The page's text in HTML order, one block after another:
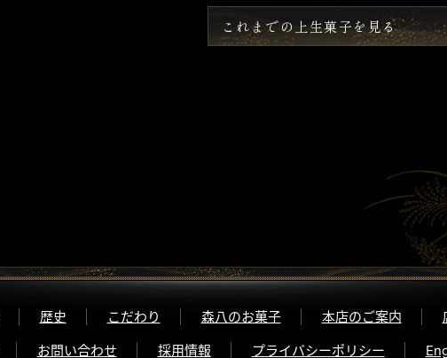
これまでの上生菓子を見る
歴史 こだわり 森八のお菓子 本店のご案内
お問い合わせ 採用情報 プライバシーポリシー